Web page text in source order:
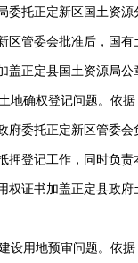
委托正定新区国土资
区管委会批准后，国
盖正定县国土资源局公
地确权登记问题。依据
府委托正定新区管委会
押登记工作，同时负责
权证书加盖正定县政府
设用地预审问题。依据